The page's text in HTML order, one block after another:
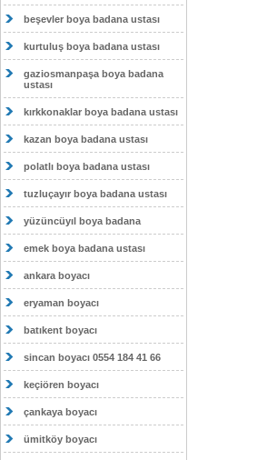
beşevler boya badana ustası
kurtuluş boya badana ustası
gaziosmanpaşa boya badana
ustası
kırkkonaklar boya badana ustası
kazan boya badana ustası
polatlı boya badana ustası
tuzluçayır boya badana ustası
yüzüncüyıl boya badana
emek boya badana ustası
ankara boyacı
eryaman boyacı
batıkent boyacı
sincan boyacı 0554 184 41 66
keçiören boyacı
çankaya boyacı
ümitköy boyacı